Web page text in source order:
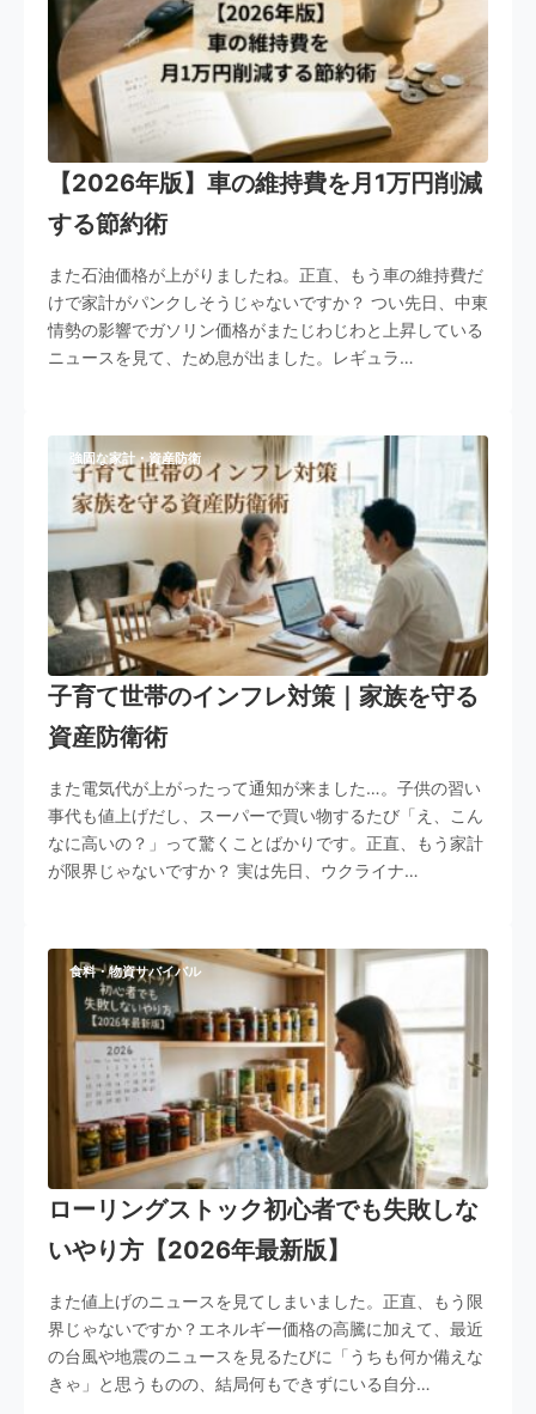
【2026年版】車の維持費を月1万円削減
する節約術
また石油価格が上がりましたね。正直、もう車の維持費だ
けで家計がパンクしそうじゃないですか？ つい先日、中東
情勢の影響でガソリン価格がまたじわじわと上昇している
ニュースを見て、ため息が出ました。レギュラ…
強固な家計・資産防衛
子育て世帯のインフレ対策｜家族を守る
資産防衛術
また電気代が上がったって通知が来ました…。子供の習い
事代も値上げだし、スーパーで買い物するたび「え、こん
なに高いの？」って驚くことばかりです。正直、もう家計
が限界じゃないですか？ 実は先日、ウクライナ…
食料・物資サバイバル
ローリングストック初心者でも失敗しな
いやり方【2026年最新版】
また値上げのニュースを見てしまいました。正直、もう限
界じゃないですか？エネルギー価格の高騰に加えて、最近
の台風や地震のニュースを見るたびに「うちも何か備えな
きゃ」と思うものの、結局何もできずにいる自分…